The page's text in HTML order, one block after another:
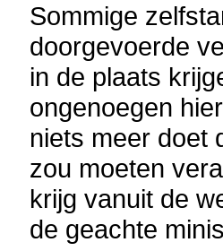
Sommige
doorgevoerde
in de plaats
ongenoegen
niets meer doet
zou moeten
krijg vanuit de
de geachte